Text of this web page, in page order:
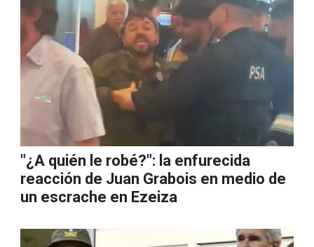
"¿A quién le robé?": la enfurecida
reacción de Juan Grabois en medio de
un escrache en Ezeiza